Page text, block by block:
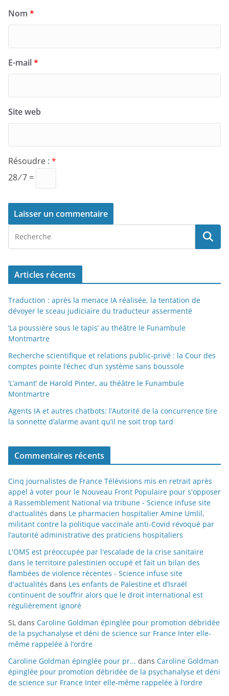
Nom *
E-mail*
Site web
Résoudre : *
28 ⁄ 7 =
Articles récents
Traduction : après la menace IA réalisée, la tentation de
dévoyer le sceau judiciaire du traducteur assermenté
‘La poussière sous le tapis’ au théâtre le Funambule
Montmartre
Recherche scientifique et relations public-privé : la Cour des
comptes pointe l’échec d’un système sans boussole
‘L’amant’ de Harold Pinter, au théâtre le Funambule
Montmartre
Agents IA et autres chatbots: l’Autorité de la concurrence tire
la sonnette d’alarme avant qu’il ne soit trop tard
Commentaires récents
Cinq journalistes de France Télévisions mis en retrait après
appel à voter pour le Nouveau Front Populaire pour s'opposer
à Rassemblement National via tribune - Science infuse site
d'actualités dans Le pharmacien hospitalier Amine Umlil,
militant contre la politique vaccinale anti-Covid révoqué par
l’autorité administrative des praticiens hospitaliers
L'OMS est préoccupée par l'escalade de la crise sanitaire
dans le territoire palestinien occupé et fait un bilan des
flambées de violence récentes - Science infuse site
d'actualités dans Les enfants de Palestine et d’Israël
continuent de souffrir alors que le droit international est
régulièrement ignoré
SL dans Caroline Goldman épinglée pour promotion débridée
de la psychanalyse et déni de science sur France Inter elle-
même rappelée à l’ordre
Caroline Goldman épinglée pour pr... dans Caroline Goldman
épinglée pour promotion débridée de la psychanalyse et déni
de science sur France Inter elle-même rappelée à l’ordre